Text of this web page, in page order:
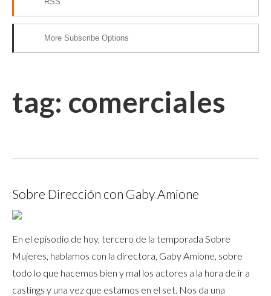
More Subscribe Options
tag: comerciales
Sobre Dirección con Gaby Amione
En el episodio de hoy, tercero de la temporada Sobre
Mujeres, hablamos con la directora, Gaby Amione, sobre
todo lo que hacemos bien y mal los actores a la hora de ir a
castings y una vez que estamos en el set. Nos da una